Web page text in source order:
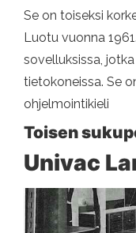
Se on toiseksi
Luotu vuonna
sovelluksissa,
tietokoneissa. Se
ohjelmointikieli
Toisen
Univac